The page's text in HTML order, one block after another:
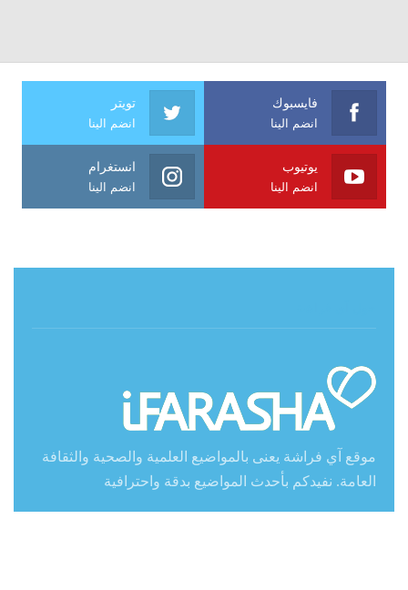
فايسبوك
انضم الينا
تويتر
انضم الينا
يوتيوب
انضم الينا
انستغرام
انضم الينا
موقع آي فراشة يعنى بالمواضيع العلمية والصحية والثقافة
العامة. نفيدكم بأحدث المواضيع بدقة واحترافية